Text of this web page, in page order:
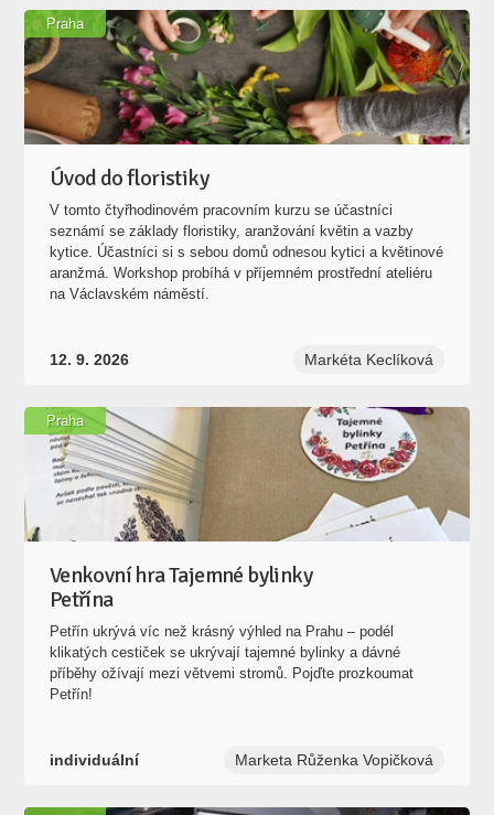
Úvod do floristiky
V tomto čtyřhodinovém pracovním kurzu se účastníci
seznámí se základy floristiky, aranžování květin a vazby
kytice. Účastníci si s sebou domů odnesou kytici a květinové
aranžmá. Workshop probíhá v příjemném prostřední ateliéru
na Václavském náměstí.
12. 9. 2026 Markéta Keclíková
Praha
Venkovní hra Tajemné bylinky
Petřína
Petřín ukrývá víc než krásný výhled na Prahu – podél
klikatých cestiček se ukrývají tajemné bylinky a dávné
příběhy ožívají mezi větvemi stromů. Pojďte prozkoumat
Petřín!
individuální Marketa Růženka Vopičková
Praha